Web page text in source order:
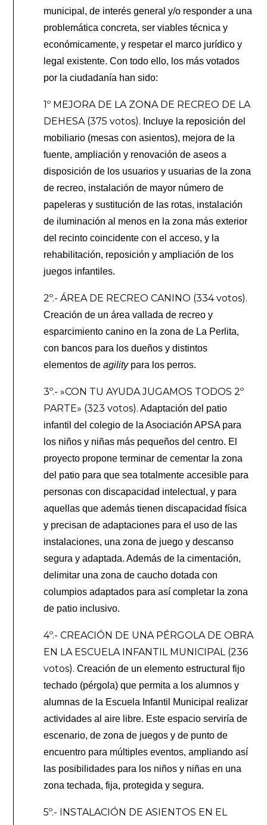
municipal, de interés general y/o responder a una
problemática concreta, ser viables técnica y
económicamente, y respetar el marco jurídico y
legal existente. Con todo ello, los más votados
por la ciudadanía han sido:
1º MEJORA DE LA ZONA DE RECREO DE LA
DEHESA (375 votos). Incluye la reposición del
mobiliario (mesas con asientos), mejora de la
fuente, ampliación y renovación de aseos a
disposición de los usuarios y usuarias de la zona
de recreo, instalación de mayor número de
papeleras y sustitución de las rotas, instalación
de iluminación al menos en la zona más exterior
del recinto coincidente con el acceso, y la
rehabilitación, reposición y ampliación de los
juegos infantiles.
2º.- ÁREA DE RECREO CANINO (334 votos).
Creación de un área vallada de recreo y
esparcimiento canino en la zona de La Perlita,
con bancos para los dueños y distintos
elementos deagilitypara los perros.
3º.- »CON TU AYUDA JUGAMOS TODOS 2º
PARTE» (323 votos). Adaptación del patio
infantil del colegio de la Asociación APSA para
los niños y niñas más pequeños del centro. El
proyecto propone terminar de cementar la zona
del patio para que sea totalmente accesible para
personas con discapacidad intelectual, y para
aquellas que además tienen discapacidad física
y precisan de adaptaciones para el uso de las
instalaciones, una zona de juego y descanso
segura y adaptada. Además de la cimentación,
delimitar una zona de caucho dotada con
columpios adaptados para así completar la zona
de patio inclusivo.
4º.- CREACIÓN DE UNA PÉRGOLA DE OBRA
EN LA ESCUELA INFANTIL MUNICIPAL (236
votos).Creación de un elemento estructural fijo
techado (pérgola) que permita a los alumnos y
alumnas de la Escuela Infantil Municipal realizar
actividades al aire libre. Este espacio serviría de
escenario, de zona de juegos y de punto de
encuentro para múltiples eventos, ampliando así
las posibilidades para los niños y niñas en una
zona techada, fija, protegida y segura.
5º.- INSTALACIÓN DE ASIENTOS EN EL